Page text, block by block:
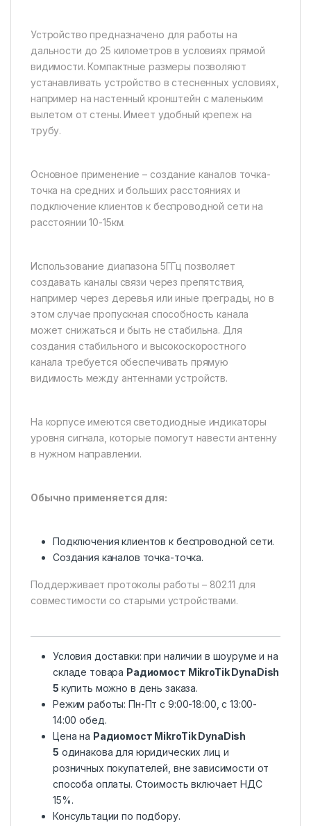
Устройство предназначено для работы на
дальности до 25 километров в условиях прямой
видимости. Компактные размеры позволяют
устанавливать устройство в стесненных условиях,
например на настенный кронштейн с маленьким
вылетом от стены. Имеет удобный крепеж на
трубу.
Основное применение – создание каналов точка-
точка на средних и больших расстояниях и
подключение клиентов к беспроводной сети на
расстоянии 10-15км.
Использование диапазона 5ГГц позволяет
создавать каналы связи через препятствия,
например через деревья или иные преграды, но в
этом случае пропускная способность канала
может снижаться и быть не стабильна. Для
создания стабильного и высокоскоростного
канала требуется обеспечивать прямую
видимость между антеннами устройств.
На корпусе имеются светодиодные индикаторы
уровня сигнала, которые помогут навести антенну
в нужном направлении.
Обычно применяется для:
Подключения клиентов к беспроводной сети.
Создания каналов точка-точка.
Поддерживает протоколы работы – 802.11 для
совместимости со старыми устройствами.
Условия доставки: при наличии в шоуруме и на
складе товара Радиомост MikroTik DynaDish
5 купить можно в день заказа.
Режим работы: Пн-Пт с 9:00-18:00, c 13:00-
14:00 обед.
Цена на Радиомост MikroTik DynaDish
5 одинакова для юридических лиц и
розничных покупателей, вне зависимости от
способа оплаты. Стоимость включает НДС
15%.
Консультации по подбору.